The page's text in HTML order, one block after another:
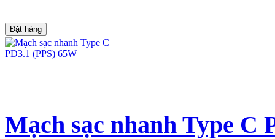
Đặt hàng
Mạch sạc nhanh Type C